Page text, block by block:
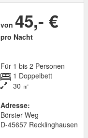
von 45,- €
pro Nacht
Für 1 bis 2 Personen
1 Doppelbett
30 ㎡
Adresse:
Börster Weg
D-45657Recklinghausen